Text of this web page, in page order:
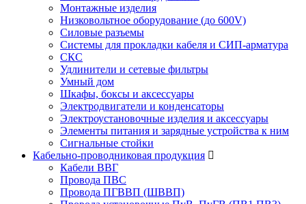
Монтажные изделия
Низковольтное оборудование (до 600V)
Силовые разъемы
Системы для прокладки кабеля и СИП-арматура
СКС
Удлинители и сетевые фильтры
Умный дом
Шкафы, боксы и аксессуары
Электродвигатели и конденсаторы
Электроустановочные изделия и аксессуары
Элементы питания и зарядные устройства к ним
Сигнальные стойки
Кабельно-проводниковая продукция
Кабели ВВГ
Провода ПВС
Провода ПГВВП (ШВВП)